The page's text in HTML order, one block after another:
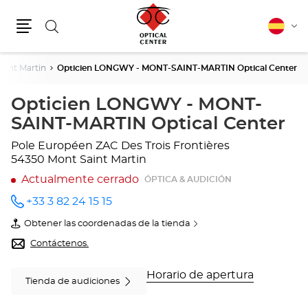
Buscar Español
Martin Opticien LONGWY - MONT-SAINT-MARTIN Optical Center
Opticien LONGWY - MONT-
SAINT-MARTIN Optical Center
Pole Européen ZAC Des Trois Frontières
54350 Mont Saint Martin
Actualmente cerrado
ÓPTICA & AUDICIÓN
número
de
teléfono
+33 3 82 24 15 15
Obtener las coordenadas de la tienda
de
Opticien
LONGWY
SAINT-
Contáctenos.
Tienda de audiciones
Horario de apertura